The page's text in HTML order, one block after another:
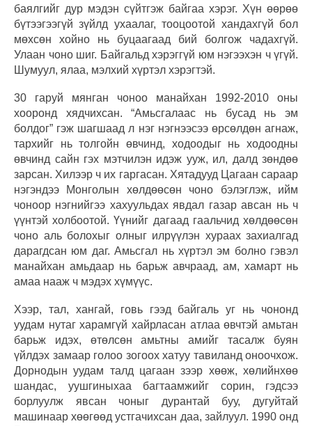
баялгийг дур мэдэн сүйтгэж байгаа хэрэг. Хүн өөрөө
бүтээгээгүй зүйлд ухаалаг, тооцоотой хандахгүй бол
мөхсөн хойно нь буцаагаад бий болгож чадахгүй.
Улаан чоно шиг. Байгальд хэрэггүй юм нэгээхэн ч үгүй.
Шумуул, ялаа, мэлхий хүртэл хэрэгтэй.
30 гаруй мянган чоноо манайхан 1992-2010 оны
хооронд хядчихсан. “Амьсгалаас нь бусад нь эм
болдог” гэж шагшаад л нэг нэгнээсээ өрсөлдөн агнаж,
тархийг нь толгойн өвчинд, ходоодыг нь ходоодны
өвчинд сайн гэх мэтчилэн идэж ууж, ил, далд зөндөө
зарсан. Хилээр ч их гаргасан. Хятадууд Цагаан сараар
нэгэндээ Монголын хөлдөөсөн чоно бэлэглэж, ийм
чоноор нэгнийгээ хахуульдах явдал газар авсан нь ч
үүнтэй холбоотой. Үүнийг дагаад гаальчид хөлдөөсөн
чоно аль болохыг олныг илрүүлэн хураах захиалгад
дарагдсан юм даг. Амьсгал нь хүртэл эм болно гэвэл
манайхан амьдаар нь барьж авчраад, ам, хамарт нь
амаа нааж ч мэдэх хүмүүс.
Хээр, тал, хангай, говь гээд байгаль уг нь чононд
уудам нутаг харамгүй хайрласан атлаа өвчтэй амьтан
барьж идэх, өтөлсөн амьтны амийг тасалж буян
үйлдэх замаар голоо зогоох хатуу тавиланд оноочхож.
Дорнодын уудам талд цагаан зээр хөөж, хөлийнхөө
шандас, уушгиныхаа багтаамжийг сорин, гэдсээ
борлуулж явсан чоныг дурантай буу, дугуйтай
машинаар хөөгөөд устгачихсан даа, зайлуул. 1990 онд